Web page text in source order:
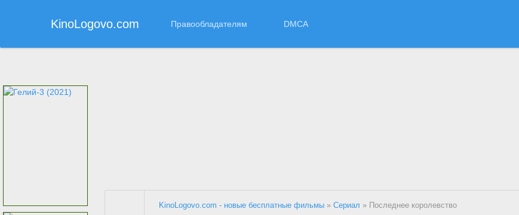
KinoLogovo.com Правообладателям DMCA
KinoLogovo.com - новые бесплатные фильмы »Сериал » Последнее королевство